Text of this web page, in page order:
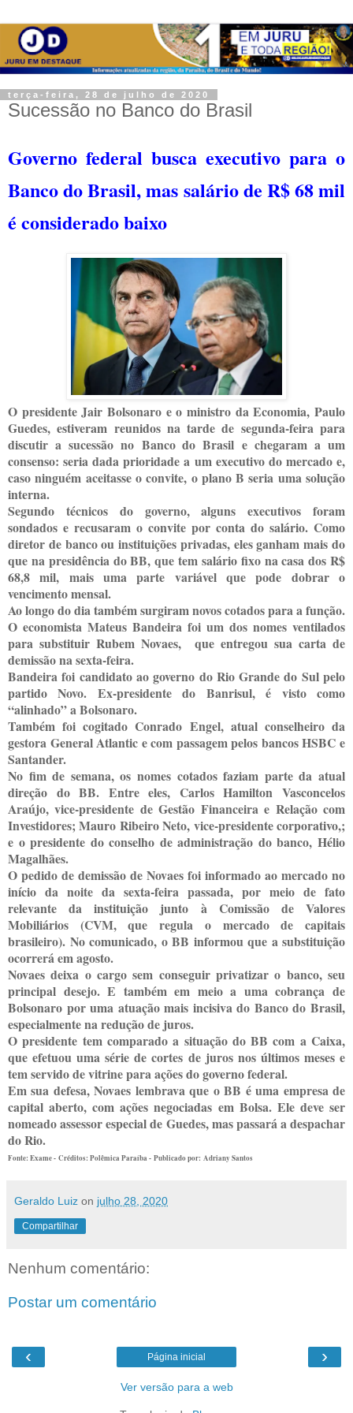
terça-feira, 28 de julho de 2020
Sucessão no Banco do Brasil
Governo federal busca executivo para o
Banco do Brasil, mas salário de R$ 68 mil
é considerado baixo
O presidente Jair Bolsonaro e o ministro da Economia, Paulo
Guedes, estiveram reunidos na tarde de segunda-feira para
discutir a sucessão no Banco do Brasil e chegaram a um
consenso: seria dada prioridade a um executivo do mercado e,
caso ninguém aceitasse o convite, o plano B seria uma solução
interna.
Segundo técnicos do governo, alguns executivos foram
sondados e recusaram o convite por conta do salário. Como
diretor de banco ou instituições privadas, eles ganham mais do
que na presidência do BB, que tem salário fixo na casa dos R$
68,8 mil, mais uma parte variável que pode dobrar o
vencimento mensal.
Ao longo do dia também surgiram novos cotados para a função.
O economista Mateus Bandeira foi um dos nomes ventilados
para substituir Rubem Novaes, que entregou sua carta de
demissão na sexta-feira.
Bandeira foi candidato ao governo do Rio Grande do Sul pelo
partido Novo. Ex-presidente do Banrisul, é visto como
“alinhado” a Bolsonaro.
Também foi cogitado Conrado Engel, atual conselheiro da
gestora General Atlantic e com passagem pelos bancos HSBC e
Santander.
No fim de semana, os nomes cotados faziam parte da atual
direção do BB. Entre eles, Carlos Hamilton Vasconcelos
Araújo, vice-presidente de Gestão Financeira e Relação com
Investidores; Mauro Ribeiro Neto, vice-presidente corporativo,;
e o presidente do conselho de administração do banco, Hélio
Magalhães.
O pedido de demissão de Novaes foi informado ao mercado no
início da noite da sexta-feira passada, por meio de fato
relevante da instituição junto à Comissão de Valores
Mobiliários (CVM, que regula o mercado de capitais
brasileiro). No comunicado, o BB informou que a substituição
ocorrerá em agosto.
Novaes deixa o cargo sem conseguir privatizar o banco, seu
principal desejo. E também em meio a uma cobrança de
Bolsonaro por uma atuação mais incisiva do Banco do Brasil,
especialmente na redução de juros.
O presidente tem comparado a situação do BB com a Caixa,
que efetuou uma série de cortes de juros nos últimos meses e
tem servido de vitrine para ações do governo federal.
Em sua defesa, Novaes lembrava que o BB é uma empresa de
capital aberto, com ações negociadas em Bolsa. Ele deve ser
nomeado assessor especial de Guedes, mas passará a despachar
do Rio.
Fonte: Exame - Créditos: Polêmica Paraíba - Publicado por: Adriany Santos
Geraldo Luiz on julho 28, 2020
Compartilhar
Nenhum comentário:
Postar um comentário
‹ ›
Página inicial
Ver versão para a web